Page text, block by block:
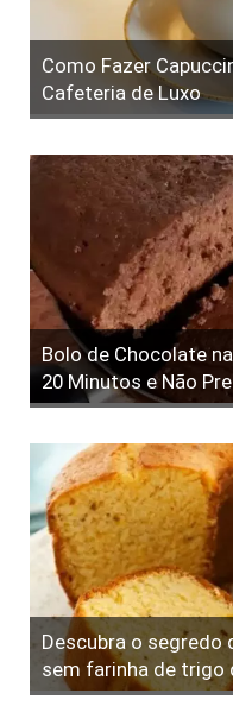
Como Fazer
Cafeteria de Luxo
Bolo de Chocolate
20 Minutos e Não
Descubra o
sem farinha de trigo